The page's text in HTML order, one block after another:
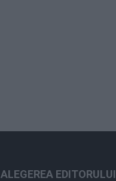
ALEGEREA EDITORULUI